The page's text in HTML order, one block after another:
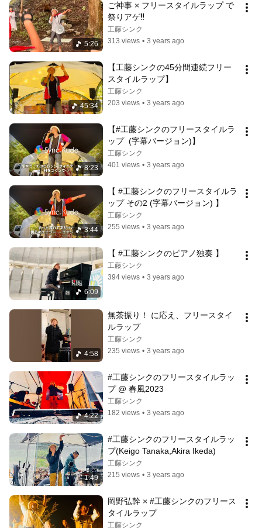
5:26
ご神事 × フリースタイルラップ で
祭りアゲ‼️
工藤シンク
313 views • 3 years ago
45:34
【工藤シンクの45分間連続フリー
スタイルラップ】
工藤シンク
203 views • 3 years ago
8:23
【#工藤シンクのフリースタイルラ
ップ  (字幕バージョン)】
工藤シンク
401 views • 3 years ago
3:44
【 #工藤シンクのフリースタイルラ
ップ その2 (字幕バージョン) 】
工藤シンク
255 views • 3 years ago
6:09
【 #工藤シンクのピアノ独奏 】
工藤シンク
394 views • 3 years ago
4:58
無茶振り！ に応え、フリースタイ
ルラップ
工藤シンク
235 views • 3 years ago
4:22
#工藤シンクのフリースタイルラッ
プ @ 春風2023
工藤シンク
182 views • 3 years ago
1:49
#工藤シンクのフリースタイルラッ
プ(Keigo Tanaka,Akira Ikeda)
工藤シンク
215 views • 3 years ago
岡野弘幹 × #工藤シンクのフリース
タイルラップ
工藤シンク